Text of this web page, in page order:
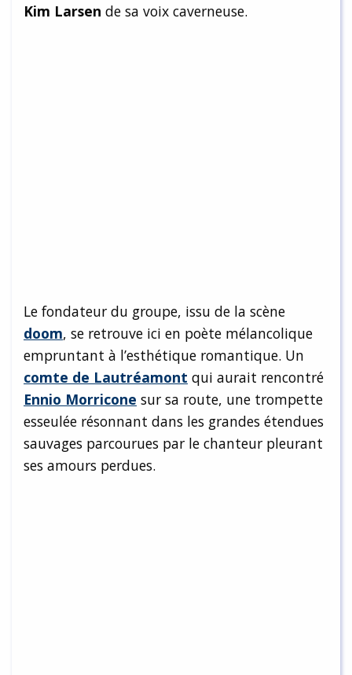
Kim Larsen de sa voix caverneuse.
Le fondateur du groupe, issu de la scène
doom, se retrouve ici en poète mélancolique
empruntant à l’esthétique romantique. Un
comte de Lautréamont qui aurait rencontré
Ennio Morricone sur sa route, une trompette
esseulée résonnant dans les grandes étendues
sauvages parcourues par le chanteur pleurant
ses amours perdues.